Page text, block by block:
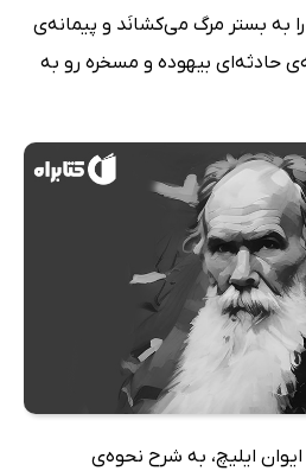
به بستر مرگ می‌کشانَد و پیمانه‌ی
حادثه‌ای بیهوده و مسخره رو به
ایلیچ، به شرح نحوه‌ی